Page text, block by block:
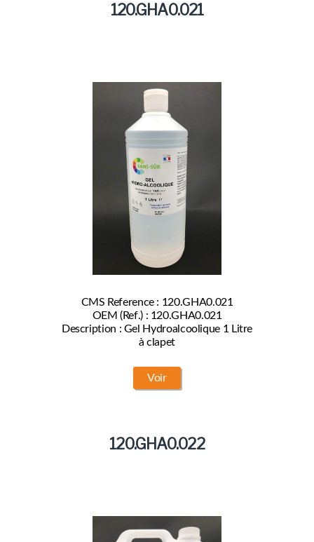
120.GHA0.021
CMS Reference : 120.GHA0.021
OEM (Ref.) : 120.GHA0.021
Description : Gel Hydroalcoolique 1 Litre
à clapet
Voir
120.GHA0.022